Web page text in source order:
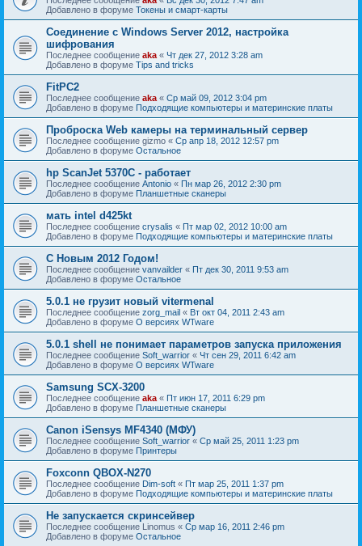
Добавлено в форуме Токены и смарт-карты
Соединение с Windows Server 2012, настройка
шифрования
Последнее сообщение aka « Чт дек 27, 2012 3:28 am
Добавлено в форуме Tips and tricks
FitPC2
Последнее сообщение aka « Ср май 09, 2012 3:04 pm
Добавлено в форуме Подходящие компьютеры и материнские платы
Проброска Web камеры на терминальный сервер
Последнее сообщение gizmo « Ср апр 18, 2012 12:57 pm
Добавлено в форуме Остальное
hp ScanJet 5370С - работает
Последнее сообщение Antonio « Пн мар 26, 2012 2:30 pm
Добавлено в форуме Планшетные сканеры
мать intel d425kt
Последнее сообщение crysalis « Пт мар 02, 2012 10:00 am
Добавлено в форуме Подходящие компьютеры и материнские платы
С Новым 2012 Годом!
Последнее сообщение vanvailder « Пт дек 30, 2011 9:53 am
Добавлено в форуме Остальное
5.0.1 не грузит новый vitermenal
Последнее сообщение zorg_mail « Вт окт 04, 2011 2:43 am
Добавлено в форуме О версиях WTware
5.0.1 shell не понимает параметров запуска приложения
Последнее сообщение Soft_warrior « Чт сен 29, 2011 6:42 am
Добавлено в форуме О версиях WTware
Samsung SCX-3200
Последнее сообщение aka « Пт июн 17, 2011 6:29 pm
Добавлено в форуме Планшетные сканеры
Canon iSensys MF4340 (МФУ)
Последнее сообщение Soft_warrior « Ср май 25, 2011 1:23 pm
Добавлено в форуме Принтеры
Foxconn QBOX-N270
Последнее сообщение Dim-soft « Пт мар 25, 2011 1:37 pm
Добавлено в форуме Подходящие компьютеры и материнские платы
Не запускается скринсейвер
Последнее сообщение Linomus « Ср мар 16, 2011 2:46 pm
Добавлено в форуме Остальное